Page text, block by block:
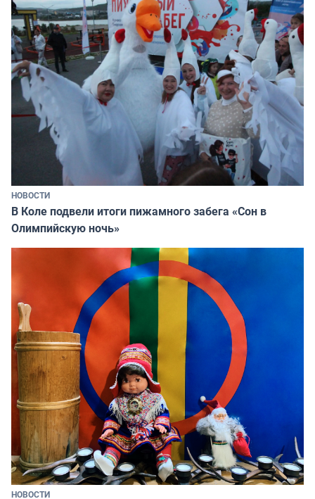
НОВОСТИ
В Коле подвели итоги пижамного забега «Сон в
Олимпийскую ночь»
НОВОСТИ